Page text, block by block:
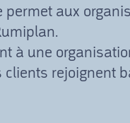
aux
à une
rejoignent